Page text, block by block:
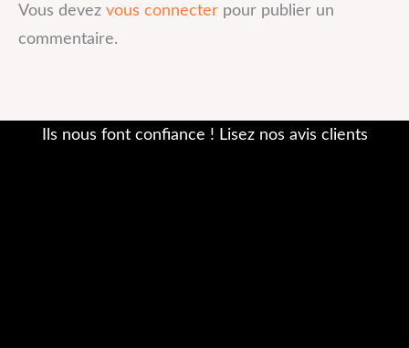
Vous devez vous connecter pour publier un
commentaire.
Ils nous font confiance ! Lisez nos avis clients